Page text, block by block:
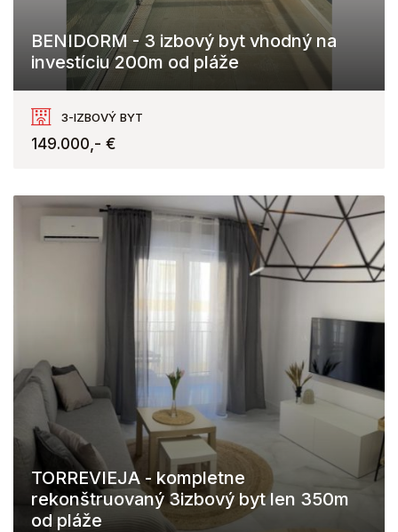
BENIDORM - 3 izbový byt vhodný na
investíciu 200m od pláže
Benidorm
3-IZBOVÝ BYT
149.000,- €
TORREVIEJA - kompletne
rekonštruovaný 3izbový byt len 350m
od pláže